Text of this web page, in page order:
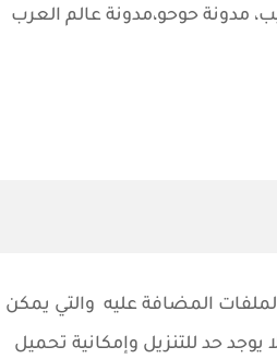
مدونة حوحو،مدونة عالم العرب
المضافة عليه والتي يمكن
يوجد حد للتنزيل وإمكانية تحميل